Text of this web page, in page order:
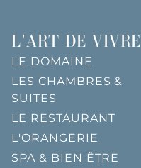
L'ART DE VIVRE
LE DOMAINE
LES CHAMBRES &
SUITES
LE RESTAURANT
L'ORANGERIE
SPA & BIEN ÊTRE